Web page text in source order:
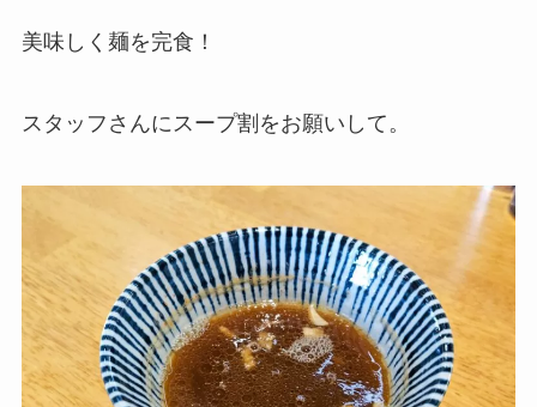
美味しく麺を完食！
スタッフさんにスープ割をお願いして。